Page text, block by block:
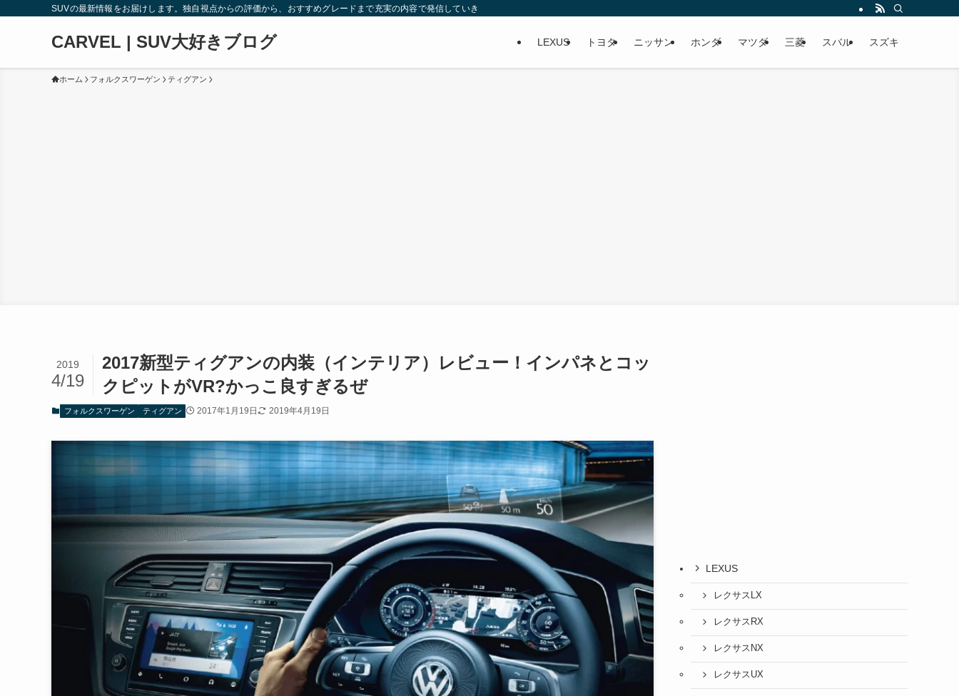
SUVの最新情報をお届けします。独自視点からの評価から、おすすめグレードまで充実の内容で発信していきます。内装は画像を使って、実際に乗り出し価格まで。 オーナーさんの口コミから辛口意見までしっかりと魅力を伝えて
CARVEL | SUV大好きブログ LEXUS トヨタ ニッサン ホンダ マツダ 三菱 スバル スズキ
ホーム フォルクスワーゲン ティグアン
2017新型ティグアンの内装（インテリア）レビュー！インパネとコッ
クピットがVR?かっこ良すぎるぜ
2019
4/19
フォルクスワーゲン ティグアン 2017年1月19日 2019年4月19日
LEXUS
レクサスLX
レクサスRX
レクサスNX
レクサスUX